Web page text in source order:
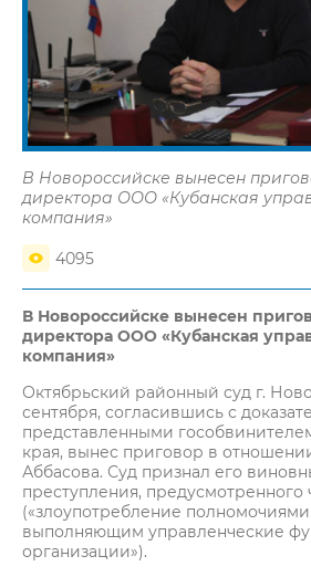
В Новороссийске вынесен
директора ООО «Кубанская
компания»
4095
В Новороссийске вынесен
директора ООО «Кубанская
компания»
Октябрьский районный суд г.
сентября, согласившись с
представленными
края, вынес приговор в
Аббасова. Суд признал его
преступления, предусмотренного
(«злоупотребление
выполняющим управленческие
организации»).